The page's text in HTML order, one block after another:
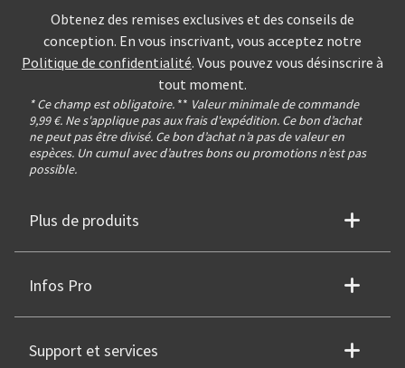
Obtenez des remises exclusives et des conseils de
conception. En vous inscrivant, vous acceptez notre
Politique de confidentialité. Vous pouvez vous désinscrire à
tout moment.
* Ce champ est obligatoire. ** Valeur minimale de commande
9,99 €. Ne s'applique pas aux frais d'expédition. Ce bon d’achat
ne peut pas être divisé. Ce bon d’achat n’a pas de valeur en
espèces. Un cumul avec d’autres bons ou promotions n’est pas
possible.
Plus de produits
Infos Pro
Support et services